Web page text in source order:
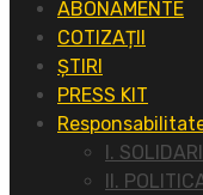
ABONAMENTE
COTIZAȚII
ȘTIRI
PRESS KIT
I.
II.